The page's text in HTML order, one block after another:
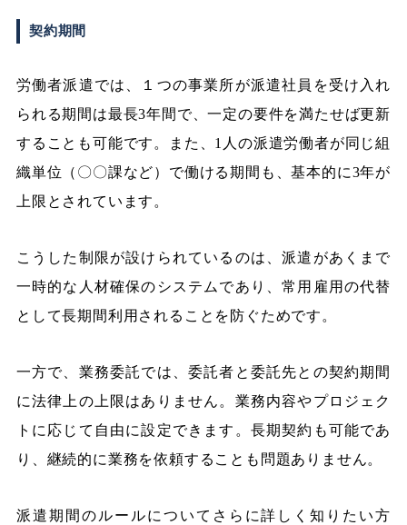
契約期間
労働者派遣では、１つの事業所が派遣社員を受け入れ
られる期間は最長3年間で、一定の要件を満たせば更新
することも可能です。また、1人の派遣労働者が同じ組
織単位（〇〇課など）で働ける期間も、基本的に3年が
上限とされています。
こうした制限が設けられているのは、派遣があくまで
一時的な人材確保のシステムであり、常用雇用の代替
として長期間利用されることを防ぐためです。
一方で、業務委託では、委託者と委託先との契約期間
に法律上の上限はありません。業務内容やプロジェク
トに応じて自由に設定できます。長期契約も可能であ
り、継続的に業務を依頼することも問題ありません。
派遣期間のルールについてさらに詳しく知りたい方